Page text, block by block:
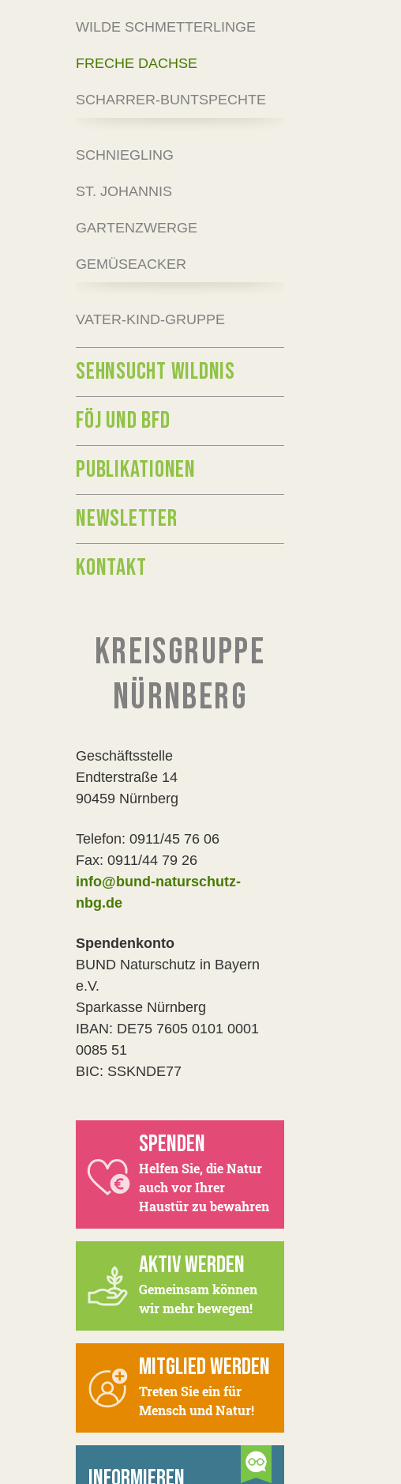
WILDE SCHMETTERLINGE
FRECHE DACHSE
SCHARRER-BUNTSPECHTE
SCHNIEGLING
ST. JOHANNIS
GARTENZWERGE
GEMÜSEACKER
VATER-KIND-GRUPPE
SEHNSUCHT WILDNIS
FÖJ UND BFD
PUBLIKATIONEN
NEWSLETTER
KONTAKT
KREISGRUPPE
NÜRNBERG
Geschäftsstelle
Endterstraße 14
90459 Nürnberg
Telefon: 0911/45 76 06
Fax: 0911/44 79 26
info@bund-naturschutz-
nbg.de
Spendenkonto
BUND Naturschutz in Bayern
e.V.
Sparkasse Nürnberg
IBAN: DE75 7605 0101 0001
0085 51
BIC: SSKNDE77
SPENDEN
Helfen Sie, die Natur
auch vor Ihrer
Haustür zu bewahren
AKTIV WERDEN
Gemeinsam können
wir mehr bewegen!
MITGLIED WERDEN
Treten Sie ein für
Mensch und Natur!